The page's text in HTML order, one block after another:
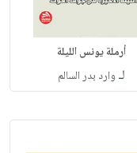
أرملة يونس الليلة
لـ وارد بدر السالم